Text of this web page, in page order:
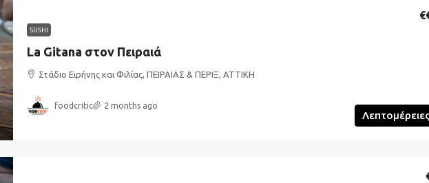
SUSHI
La Gitana στον Πειραιά
Στάδιο Ειρήνης και Φιλίας, ΠΕΙΡΑΙΑΣ & ΠΕΡΙΞ, ΑΤΤΙΚΗ
Λεπτομέρειες
foodcritic 2 months ago